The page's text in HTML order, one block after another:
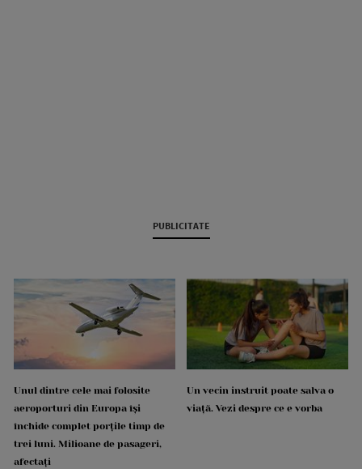
PUBLICITATE
Unul dintre cele mai folosite
aeroporturi din Europa își
închide complet porțile timp de
trei luni. Milioane de pasageri,
afectați
Un vecin instruit poate salva o
viață. Vezi despre ce e vorba